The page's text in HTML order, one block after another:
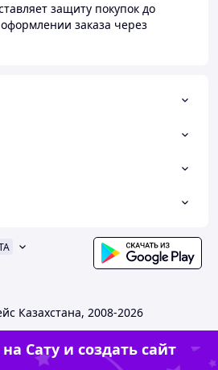
защиту покупок до
заказа через
Казахстана, 2008-2026
Сату и создать сайт